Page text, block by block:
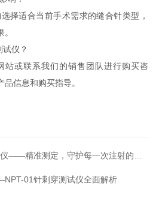
择适合当前手术需求的缝合针类型，
仪？
站或联系我们的销售团队进行购买咨
信息和购买指导。
精准测定，守护每一次注射的安心之旅
01针刺穿测试仪全面解析